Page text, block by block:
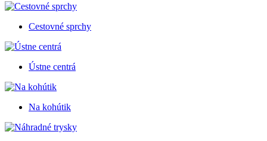
Cestovné sprchy
Ústne centrá
Na kohútik